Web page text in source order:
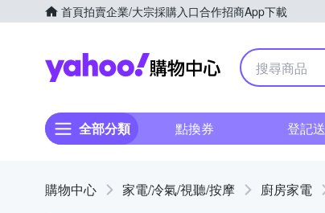
首頁拍賣企業/大宗採購入口合作招商App下載
Yahoo購物中心
全部分類 點換券 登記送
購物中心 家電/冷氣/視聽/按摩 廚房家電